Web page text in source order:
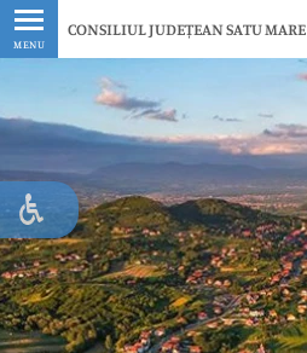
MENU
CONSILIUL JUDEȚEAN SATU MARE